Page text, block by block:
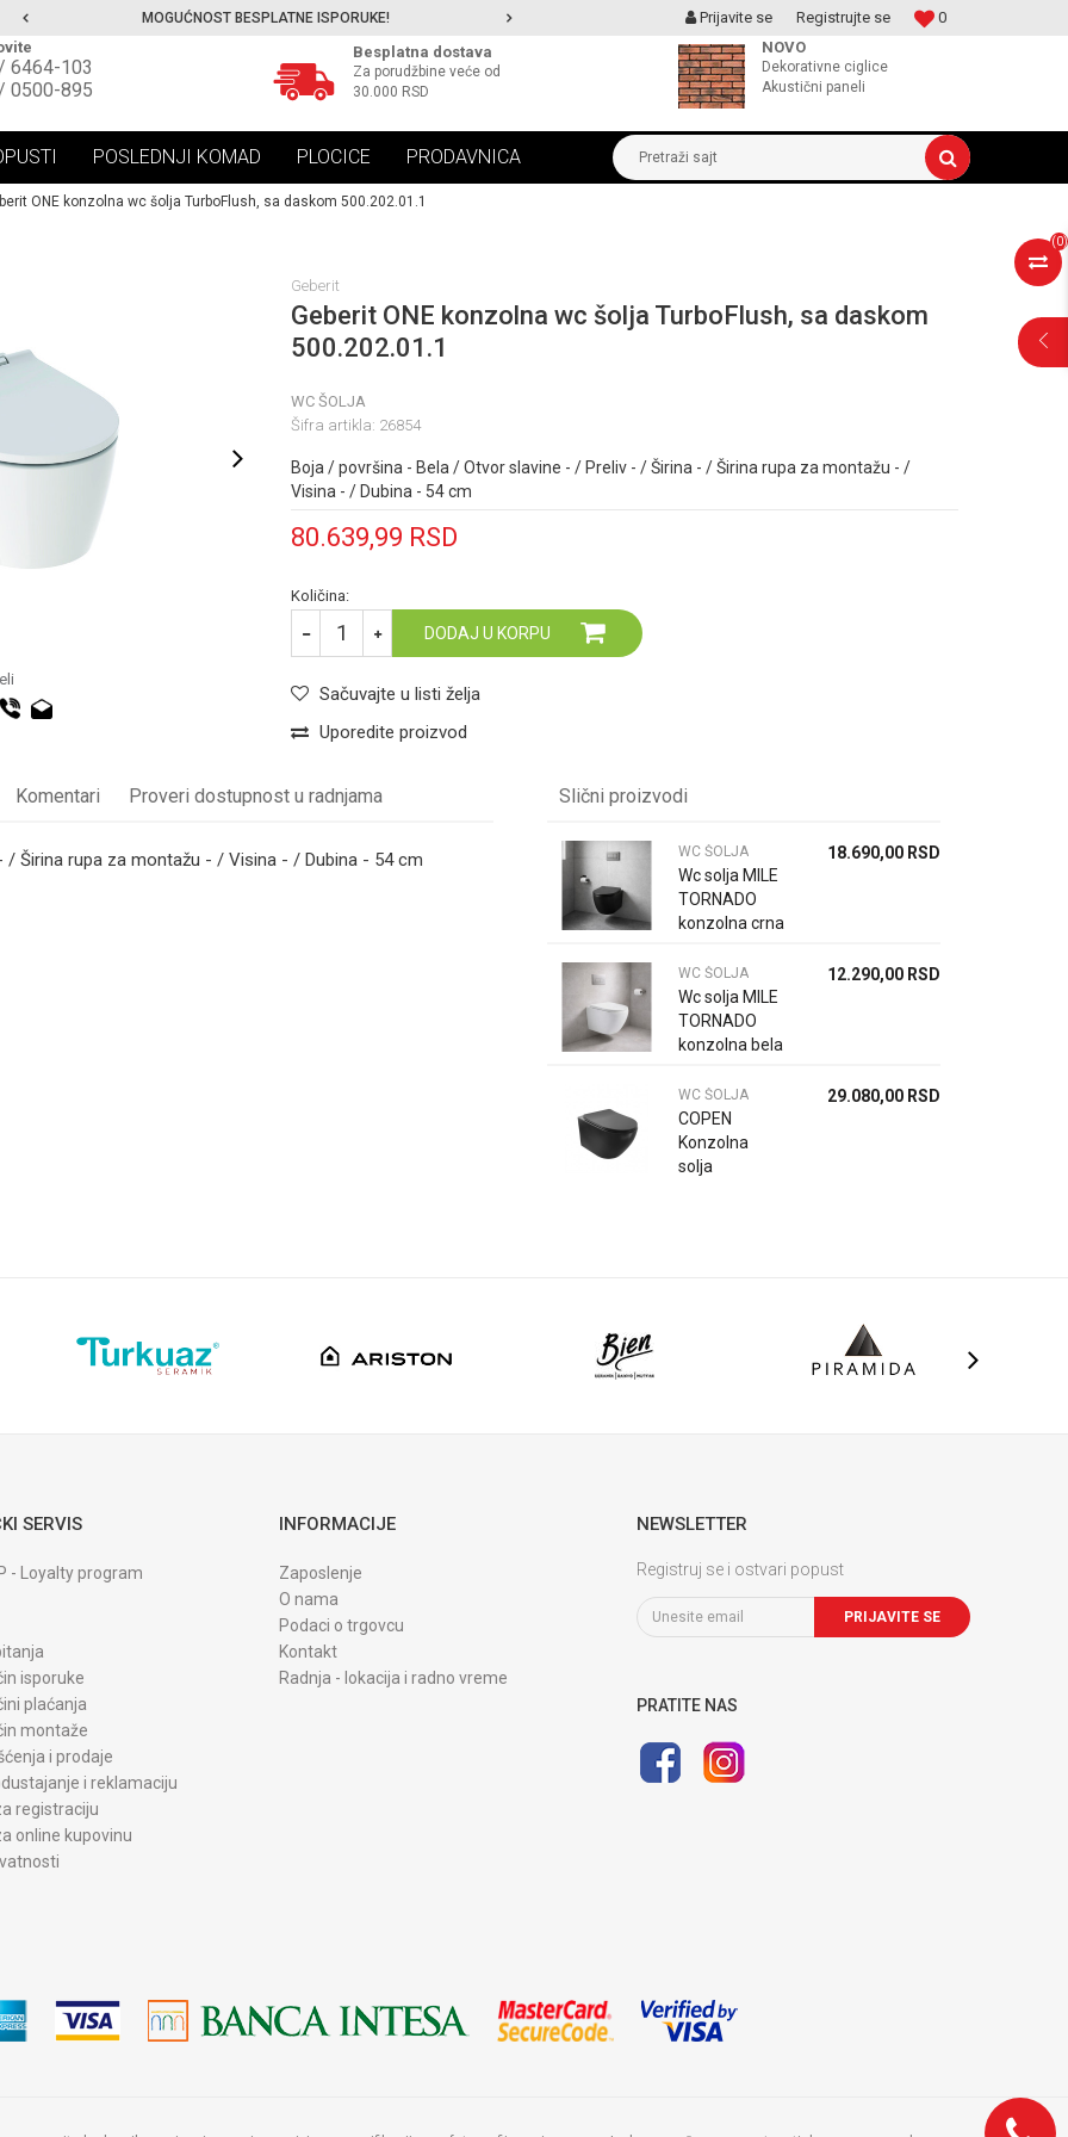
MOGUĆNOST BESPLATNE ISPORUKE! MOGUCNOST MONTAŽE PROIZVODA 0
Prijavite se
Registrujte se
6464-103
0500-895
Besplatna dostava
Za porudžbine veće od
30.000 RSD
NOVO
Dekorativne ciglice
Akustični paneli
POSLEDNJI KOMAD PLOCICE PRODAVNICA Pretraži sajt
(0)
ONE konzolna wc šolja TurboFlush, sa daskom 500.202.01.1
Geberit
Geberit ONE konzolna wc šolja TurboFlush, sa daskom
500.202.01.1
WC ŠOLJA
Šifra artikla: 26854
Boja / površina - Bela / Otvor slavine - / Preliv - / Širina - / Širina rupa za montažu - /
Visina - / Dubina - 54 cm
80.639,99 RSD
Količina:
DODAJ U KORPU
Sačuvajte u listi želja
Uporedite proizvod
Komentari Proveri dostupnost u radnjama
Širina rupa za montažu - / Visina - / Dubina - 54 cm
Slični proizvodi
WC ŠOLJA
Wc solja MILE
TORNADO
konzolna crna
daskom
18.690,00 RSD
WC ŠOLJA
Wc solja MILE
TORNADO
konzolna bela
daskom
12.290,00 RSD
WC ŠOLJA
COPEN
Konzolna
solja
29.080,00 RSD
SERVIS
- Loyalty program
isporuke
plaćanja
montaže
i prodaje
i reklamaciju
registraciju
online kupovinu
INFORMACIJE
Zaposlenje
O nama
Podaci o trgovcu
Kontakt
Radnja - lokacija i radno vreme
NEWSLETTER
Registruj se i ostvari popust
PRIJAVITE SE
PRATITE NAS